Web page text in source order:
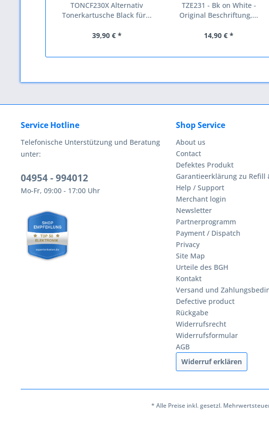
TONCF230X Alternativ
Tonerkartusche Black für...
39,90 € *
TZE231 - Bk on White -
Original Beschriftung,...
14,90 € *
Service Hotline
Telefonische Unterstützung und Beratung
unter:
04954 - 994012
Mo-Fr, 09:00 - 17:00 Uhr
Shop Service
About us
Contact
Defektes Produkt
Garantieerklärung zu Refill
Help / Support
Merchant login
Newsletter
Partnerprogramm
Payment / Dispatch
Privacy
Site Map
Urteile des BGH
Kontakt
Versand und
Defective product
Rückgabe
Widerrufsrecht
Widerrufsformular
AGB
Widerruf erklären
* Alle Preise inkl. gesetzl.